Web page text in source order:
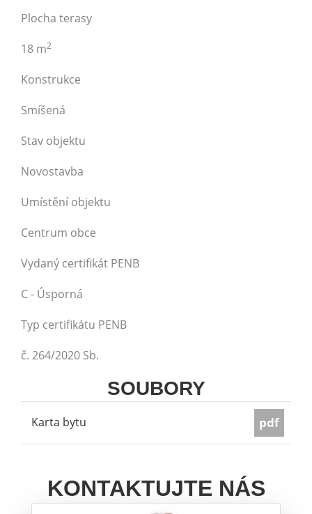
Plocha terasy
18 m2
Konstrukce
Smíšená
Stav objektu
Novostavba
Umístění objektu
Centrum obce
Vydaný certifikát PENB
C - Úsporná
Typ certifikátu PENB
č. 264/2020 Sb.
SOUBORY
Karta bytu pdf
KONTAKTUJTE NÁS